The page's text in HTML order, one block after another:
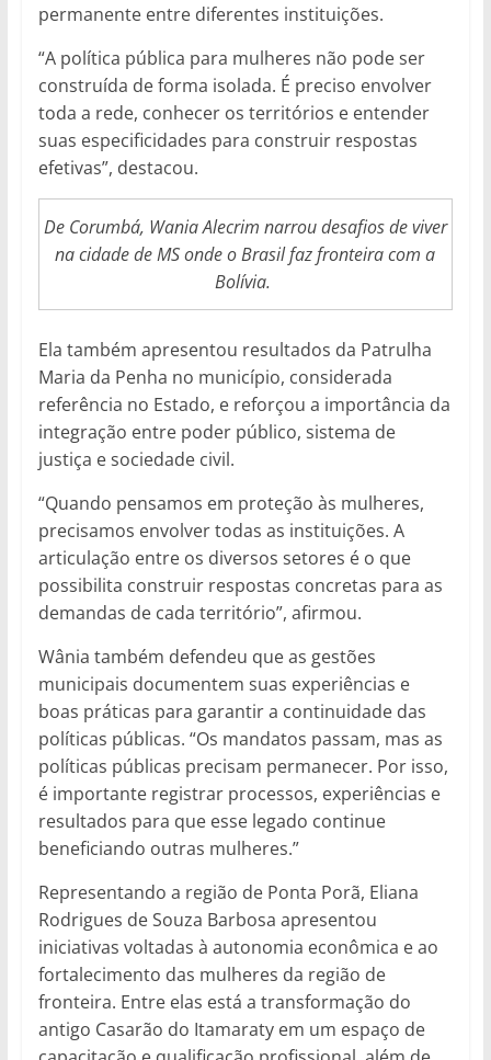
permanente entre diferentes instituições.
“A política pública para mulheres não pode ser
construída de forma isolada. É preciso envolver
toda a rede, conhecer os territórios e entender
suas especificidades para construir respostas
efetivas”, destacou.
De Corumbá, Wania Alecrim narrou desafios de viver
na cidade de MS onde o Brasil faz fronteira com a
Bolívia.
Ela também apresentou resultados da Patrulha
Maria da Penha no município, considerada
referência no Estado, e reforçou a importância da
integração entre poder público, sistema de
justiça e sociedade civil.
“Quando pensamos em proteção às mulheres,
precisamos envolver todas as instituições. A
articulação entre os diversos setores é o que
possibilita construir respostas concretas para as
demandas de cada território”, afirmou.
Wânia também defendeu que as gestões
municipais documentem suas experiências e
boas práticas para garantir a continuidade das
políticas públicas. “Os mandatos passam, mas as
políticas públicas precisam permanecer. Por isso,
é importante registrar processos, experiências e
resultados para que esse legado continue
beneficiando outras mulheres.”
Representando a região de Ponta Porã, Eliana
Rodrigues de Souza Barbosa apresentou
iniciativas voltadas à autonomia econômica e ao
fortalecimento das mulheres da região de
fronteira. Entre elas está a transformação do
antigo Casarão do Itamaraty em um espaço de